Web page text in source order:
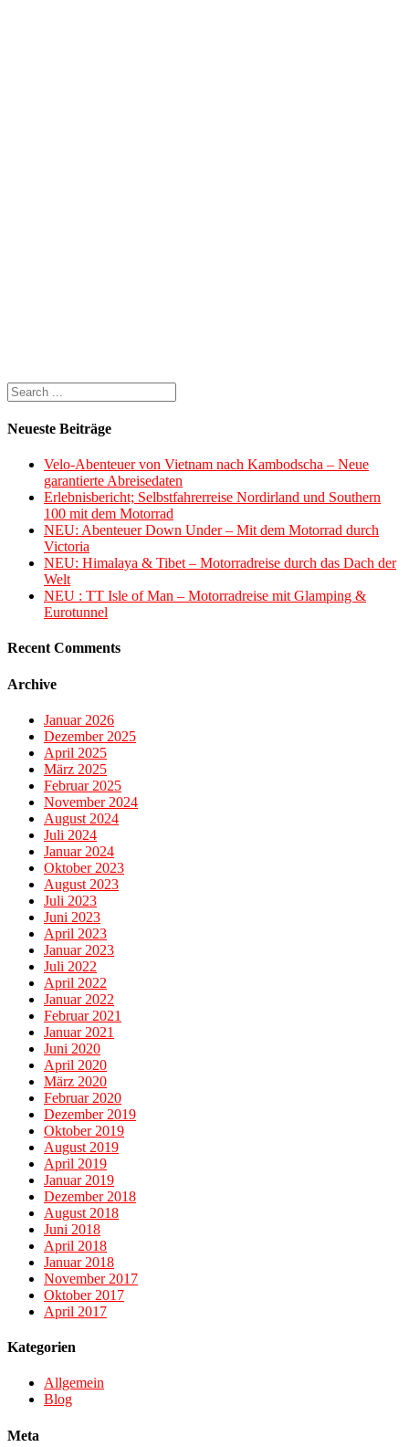
Neueste Beiträge
Velo-Abenteuer von Vietnam nach Kambodscha – Neue
garantierte Abreisedaten
Erlebnisbericht; Selbstfahrerreise Nordirland und Southern
100 mit dem Motorrad
NEU: Abenteuer Down Under – Mit dem Motorrad durch
Victoria
NEU: Himalaya & Tibet – Motorradreise durch das Dach der
Welt
NEU : TT Isle of Man – Motorradreise mit Glamping &
Eurotunnel
Recent Comments
Archive
Januar 2026
Dezember 2025
April 2025
März 2025
Februar 2025
November 2024
August 2024
Juli 2024
Januar 2024
Oktober 2023
August 2023
Juli 2023
Juni 2023
April 2023
Januar 2023
Juli 2022
April 2022
Januar 2022
Februar 2021
Januar 2021
Juni 2020
April 2020
März 2020
Februar 2020
Dezember 2019
Oktober 2019
August 2019
April 2019
Januar 2019
Dezember 2018
August 2018
Juni 2018
April 2018
Januar 2018
November 2017
Oktober 2017
April 2017
Kategorien
Allgemein
Blog
Meta